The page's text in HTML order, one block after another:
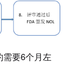
要6个月左